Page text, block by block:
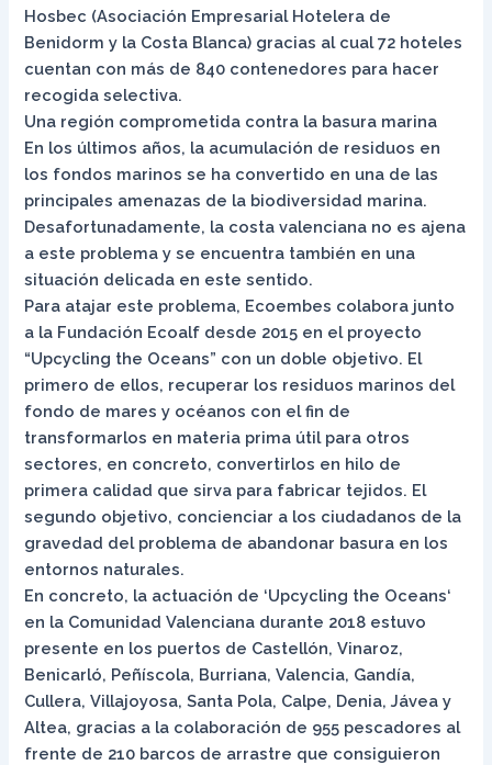
Hosbec (Asociación Empresarial Hotelera de
Benidorm y la Costa Blanca) gracias al cual 72 hoteles
cuentan con más de 840 contenedores para hacer
recogida selectiva.
Una región comprometida contra la basura marina
En los últimos años, la acumulación de residuos en
los fondos marinos se ha convertido en una de las
principales amenazas de la biodiversidad marina.
Desafortunadamente, la costa valenciana no es ajena
a este problema y se encuentra también en una
situación delicada en este sentido.
Para atajar este problema, Ecoembes colabora junto
a la Fundación Ecoalf desde 2015 en el proyecto
“Upcycling the Oceans” con un doble objetivo. El
primero de ellos, recuperar los residuos marinos del
fondo de mares y océanos con el fin de
transformarlos en materia prima útil para otros
sectores, en concreto, convertirlos en hilo de
primera calidad que sirva para fabricar tejidos. El
segundo objetivo, concienciar a los ciudadanos de la
gravedad del problema de abandonar basura en los
entornos naturales.
En concreto, la actuación de ‘Upcycling the Oceans‘
en la Comunidad Valenciana durante 2018 estuvo
presente en los puertos de Castellón, Vinaroz,
Benicarló, Peñíscola, Burriana, Valencia, Gandía,
Cullera, Villajoyosa, Santa Pola, Calpe, Denia, Jávea y
Altea, gracias a la colaboración de 955 pescadores al
frente de 210 barcos de arrastre que consiguieron